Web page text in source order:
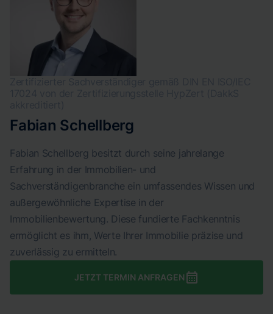
Fabian Schellberg
Fabian Schellberg besitzt durch seine jahrelange
Erfahrung in der Immobilien- und
Sachverständigenbranche ein umfassendes Wissen und
außergewöhnliche Expertise in der
Immobilienbewertung. Diese fundierte Fachkenntnis
ermöglicht es ihm, Werte Ihrer Immobilie präzise und
zuverlässig zu ermitteln.
JETZT TERMIN ANFRAGEN